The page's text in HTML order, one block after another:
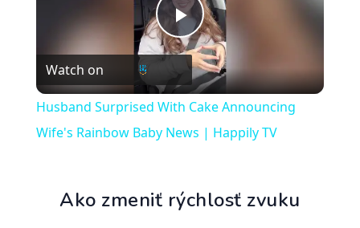
Play
Video
Watch on
Husband Surprised With Cake Announcing
Wife's Rainbow Baby News | Happily TV
Ako zmeniť rýchlosť zvuku